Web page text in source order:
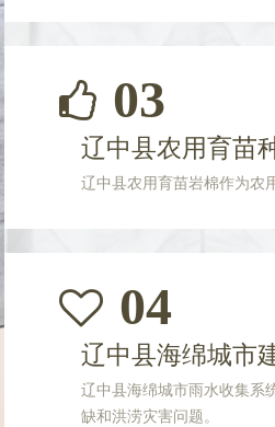
03
辽中县农用育苗
辽中县农用育苗岩棉作为农
04
辽中县海绵城市
辽中县海绵城市雨水收集系
缺和洪涝灾害问题。